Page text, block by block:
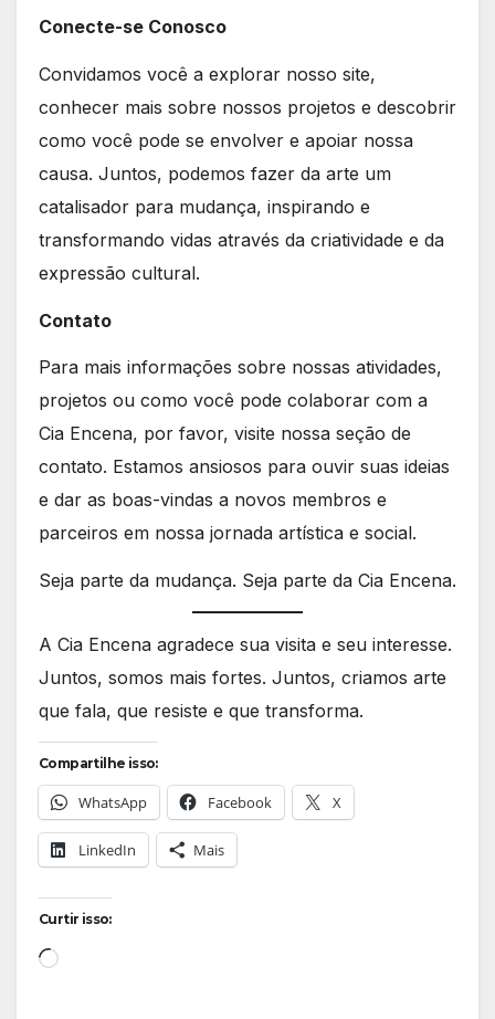
Conecte-se Conosco
Convidamos você a explorar nosso site,
conhecer mais sobre nossos projetos e descobrir
como você pode se envolver e apoiar nossa
causa. Juntos, podemos fazer da arte um
catalisador para mudança, inspirando e
transformando vidas através da criatividade e da
expressão cultural.
Contato
Para mais informações sobre nossas atividades,
projetos ou como você pode colaborar com a
Cia Encena, por favor, visite nossa seção de
contato. Estamos ansiosos para ouvir suas ideias
e dar as boas-vindas a novos membros e
parceiros em nossa jornada artística e social.
Seja parte da mudança. Seja parte da Cia Encena.
A Cia Encena agradece sua visita e seu interesse.
Juntos, somos mais fortes. Juntos, criamos arte
que fala, que resiste e que transforma.
Compartilhe isso:
WhatsApp Facebook X
LinkedIn Mais
Curtir isso:
Carregando...